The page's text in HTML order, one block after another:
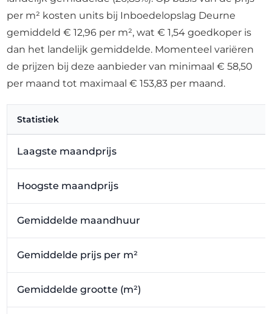
per m² kosten units bij Inboedelopslag Deurne
gemiddeld € 12,96 per m², wat € 1,54 goedkoper is
dan het landelijk gemiddelde. Momenteel variëren
de prijzen bij deze aanbieder van minimaal € 58,50
per maand tot maximaal € 153,83 per maand.
Statistiek
Laagste maandprijs
Hoogste maandprijs
Gemiddelde maandhuur
Gemiddelde prijs per m²
Gemiddelde grootte (m²)